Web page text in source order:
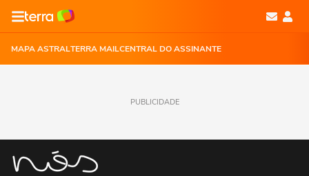
MAPA ASTRALTERRA MAILCENTRAL DO ASSINANTE
PUBLICIDADE